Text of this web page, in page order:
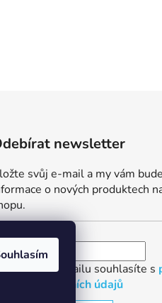
newsletter
svůj e-mail a my vám
o nových produktech
Vložením e-mailu souhlasíte s
ochrany osobních údajů